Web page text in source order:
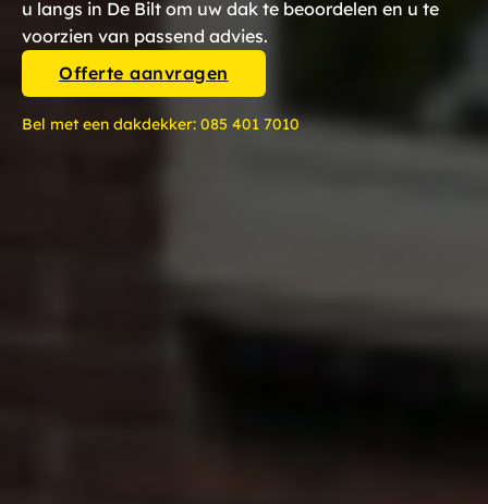
u langs in De Bilt om uw dak te beoordelen en u te
voorzien van passend advies.
Offerte aanvragen
Bel met een dakdekker: 085 401 7010